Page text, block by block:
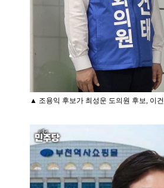
▲ 조용익 후보가 최성운 도의원 후보, 이